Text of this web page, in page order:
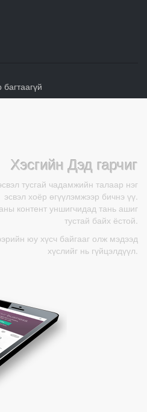
Хэсгийн Дэд гарчиг
тусгай чадамжийн талаар нэг
эсвэл хоёр өгүүлэмжээр бичнэ үү.
контент уншигчидад тань ашиг
тустай байх ёстой.
юу хүсч байгааг олж мэдээд
хүслийг нь гүйцэлдүүл.